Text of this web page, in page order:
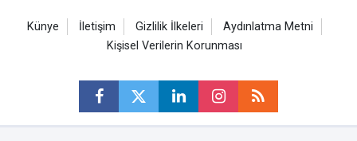
Künye İletişim Gizlilik İlkeleri
Aydınlatma Metni
Kişisel Verilerin Korunması